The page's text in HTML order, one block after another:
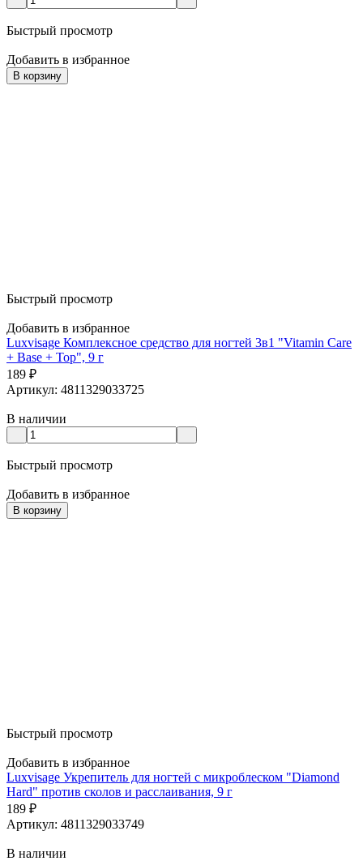
Быстрый просмотр
Добавить в избранное
В корзину
Быстрый просмотр
Добавить в избранное
Luxvisage Комплексное средство для ногтей 3в1 "Vitamin Care
+ Base + Top", 9 г
189 ₽
Артикул: 4811329033725
В наличии
Быстрый просмотр
Добавить в избранное
В корзину
Быстрый просмотр
Добавить в избранное
Luxvisage Укрепитель для ногтей с микроблеском "Diamond
Hard" против сколов и расслаивания, 9 г
189 ₽
Артикул: 4811329033749
В наличии